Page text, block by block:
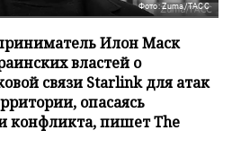
Фото: Zuma/ТАСС
Илон Маск
властей о
связи Starlink для атак
опасаясь
конфликта, пишет The